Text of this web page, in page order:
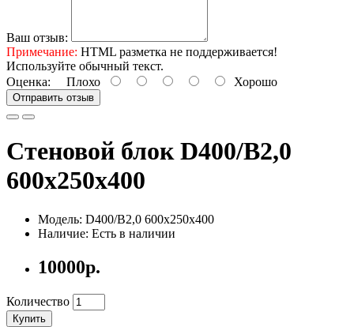
Ваш отзыв:
Примечание: HTML разметка не поддерживается!
Используйте обычный текст.
Оценка: Плохо Хорошо
Отправить отзыв
Cтеновой блок D400/В2,0
600х250х400
Модель: D400/В2,0 600х250х400
Наличие: Есть в наличии
10000р.
Количество
Купить